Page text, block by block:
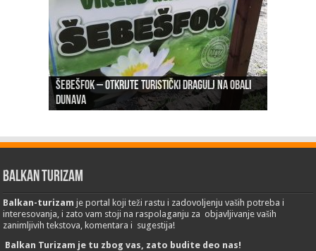
Šebešfok – Otkrijte turistički dragulj na obali
Dunava
Erdevik: Sremska kulenijada 8. juna
Pomerena kupališna sezona na Gradskoj plaži u
Sremskoj Mitrovici
Novi Sad: Exit festival od 6.do 9. jula
26. Međunarodni sajam turizma „EMITT 2023“
Balkan Turizam
Balkan-turizam je portal koji teži rastu i zadovoljenju vaših potreba i
interesovanja, i zato vam stoji na raspolaganju za objavljivanje vaših
zanimljivih tekstova, komentara i sugestija!
Balkan Turizam je tu zbog vas, zato budite deo nas!